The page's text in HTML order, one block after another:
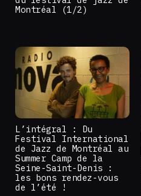
Montréal (1/2)
L’intégral : Du
Festival International
de Jazz de Montréal au
Summer Camp de la
Seine-Saint-Denis :
les bons rendez-vous
de l’été !